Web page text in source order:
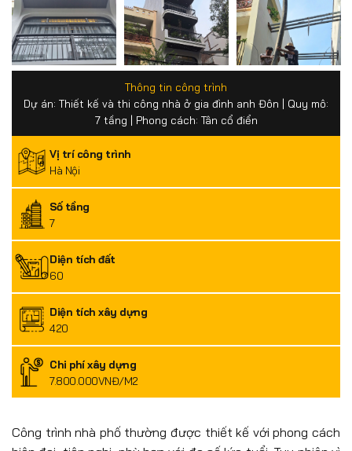
Thông tin công trình
Dự án: Thiết kế và thi công nhà ở gia đình anh Đôn | Quy mô:
7 tầng | Phong cách: Tân cổ điển
Vị trí công trình
Hà Nội
Số tầng
7
Diện tích đất
60
Diện tích xây dựng
420
Chi phí xây dựng
7.800.000VNĐ/M2
Công trình nhà phố thường được thiết kế với phong cách